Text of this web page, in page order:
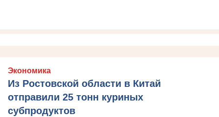
Экономика
Из Ростовской области в Китай
отправили 25 тонн куриных
субпродуктов